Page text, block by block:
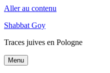
Aller au contenu
Shabbat Goy
Traces juives en Pologne
Menu